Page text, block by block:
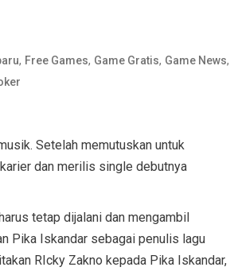
, Free Games, Game Gratis, Game News,
Setelah memutuskan untuk
dan merilis single debutnya
tetap dijalani dan mengambil
Pika Iskandar sebagai penulis lagu
RIcky Zakno kepada Pika Iskandar,